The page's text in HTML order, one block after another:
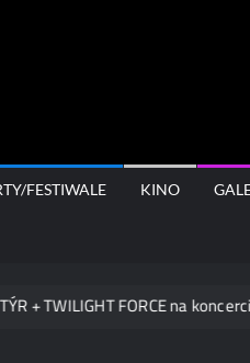
FESTIWALE KINO
FORCE na koncercie w